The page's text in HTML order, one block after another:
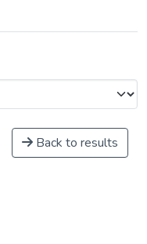
Back to results